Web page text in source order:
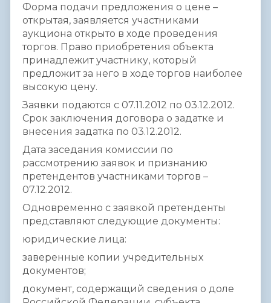
Форма подачи предложения о цене –
открытая, заявляется участниками
аукциона открыто в ходе проведения
торгов. Право приобретения объекта
принадлежит участнику, который
предложит за него в ходе торгов наиболее
высокую цену.
Заявки подаются с 07.11.2012 по 03.12.2012.
Срок заключения договора о задатке и
внесения задатка по 03.12.2012.
Дата заседания комиссии по
рассмотрению заявок и признанию
претендентов участниками торгов –
07.12.2012.
Одновременно с заявкой претенденты
представляют следующие документы:
юридические лица:
заверенные копии учредительных
документов;
документ, содержащий сведения о доле